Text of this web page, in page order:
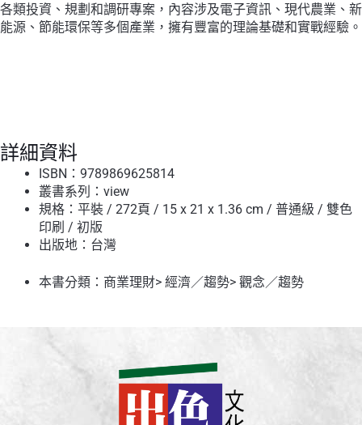
各類投資、規劃和調研專案，內容涉及電子資訊、現代農業、新
能源、節能環保等多個產業，擁有豐富的理論基礎和實戰經驗。
詳細資料
ISBN：9789869625814
叢書系列： view
規格：平裝 / 272頁 / 15 x 21 x 1.36 cm / 普通級 / 雙色
印刷 / 初版
出版地：台灣
本書分類： 商業理財> 經濟／趨勢> 觀念／趨勢